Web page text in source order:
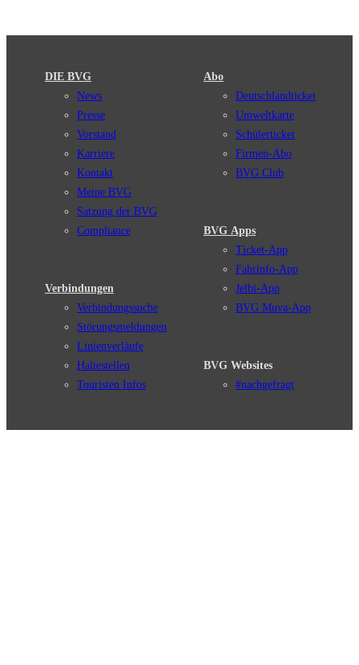
DIE BVG
News
Presse
Vorstand
Karriere
Kontakt
Meine BVG
Satzung der BVG
Compliance
Verbindungen
Verbindungssuche
Störungsmeldungen
Linienverläufe
Haltestellen
Touristen Infos
Abo
Deutschlandticket
Umweltkarte
Schülerticket
Firmen-Abo
BVG Club
BVG Apps
Ticket-App
Fahrinfo-App
Jelbi-App
BVG Muva-App
BVG Websites
#nachgefragt